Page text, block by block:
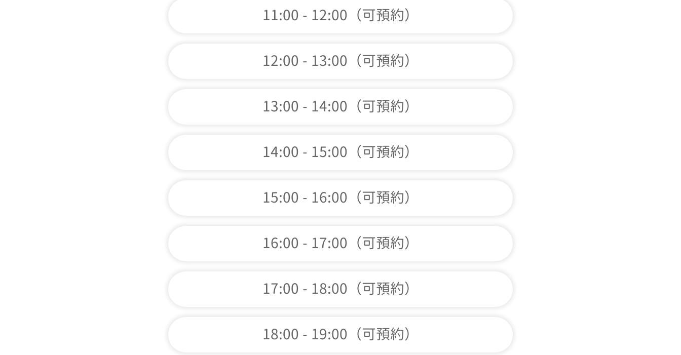
11:00 - 12:00（可預約）
12:00 - 13:00（可預約）
13:00 - 14:00（可預約）
14:00 - 15:00（可預約）
15:00 - 16:00（可預約）
16:00 - 17:00（可預約）
17:00 - 18:00（可預約）
18:00 - 19:00（可預約）